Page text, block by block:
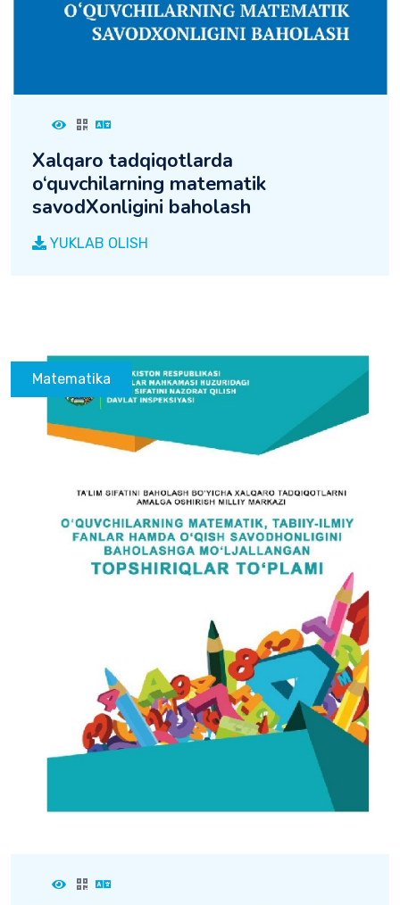
Xalqaro tadqiqotlarda
o‘quvchilarning matematik
savodXonligini baholash
YUKLAB OLISH
Matematika